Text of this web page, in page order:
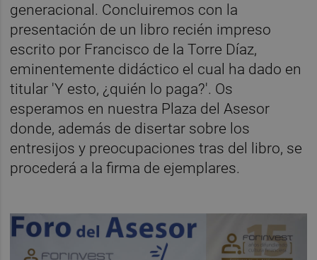
generacional. Concluiremos con la
presentación de un libro recién impreso
escrito por Francisco de la Torre Díaz,
eminentemente didáctico el cual ha dado en
titular 'Y esto, ¿quién lo paga?'. Os
esperamos en nuestra Plaza del Asesor
donde, además de disertar sobre los
entresijos y preocupaciones tras del libro, se
procederá a la firma de ejemplares.